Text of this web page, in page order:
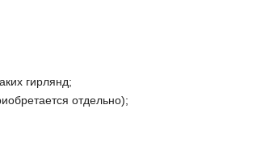
гирлянд;
отдельно);